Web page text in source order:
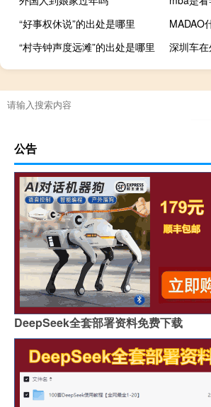
“好事权休说”的出处是哪里
MADAO
“村寺钟声度远滩”的出处是哪里
公告
DeepSeek全套部署资料免费下载